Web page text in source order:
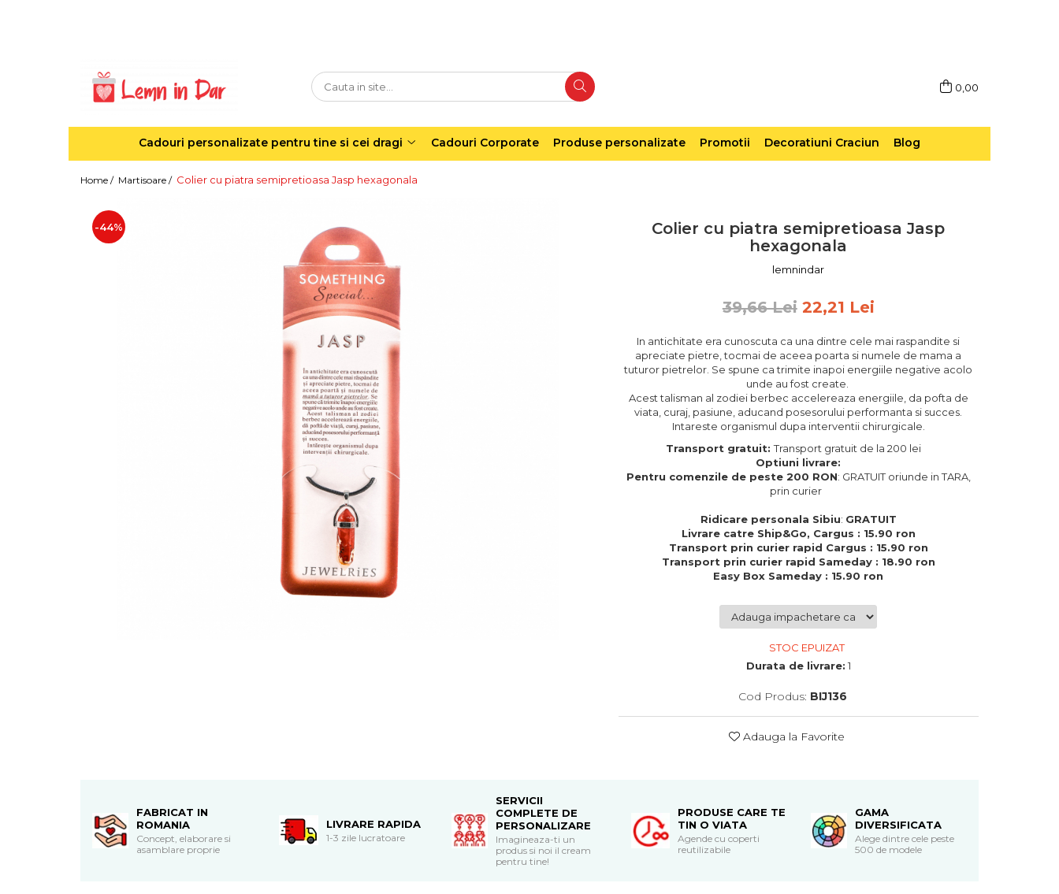
Agende din lemn
Decoratiuni cu lumina
Decoratiuni pentru cei dragi
Cadouri pentru profesori
0,00
Cadouri personalizate pentru tine si cei dragi Cadouri Corporate Produse personalizate Promotii Decoratiuni Craciun Blog
Home / Martisoare / Colier cu piatra semipretioasa Jasp hexagonala
Colier cu piatra semipretioasa Jasp
hexagonala
lemnindar
-44%
39,66 Lei 22,21 Lei
In antichitate era cunoscuta ca una dintre cele mai raspandite si
apreciate pietre, tocmai de aceea poarta si numele de mama a
tuturor pietrelor. Se spune ca trimite inapoi energiile negative acolo
unde au fost create.
Acest talisman al zodiei berbec accelereaza energiile, da pofta de
viata, curaj, pasiune, aducand posesorului performanta si succes.
Intareste organismul dupa interventii chirurgicale.
Transport gratuit:Transport gratuit de la 200 lei
Optiuni livrare:
Pentru comenzile de peste 200 RON: GRATUIT oriunde in TARA,
prin curier
Ridicare personala Sibiu: GRATUIT
Livrare catre Ship&Go, Cargus : 15.90 ron
Transport prin curier rapid Cargus : 15.90 ron
Transport prin curier rapid Sameday : 18.90 ron
Easy Box Sameday : 15.90 ron
STOC EPUIZAT
Durata de livrare: 1
Cod Produs: BIJ136
Adauga la Favorite
FABRICAT IN
ROMANIA
Concept, elaborare si
asamblare proprie
LIVRARE RAPIDA
1-3 zile lucratoare
SERVICII
COMPLETE DE
PERSONALIZARE
Imagineaza-ti un
produs si noi il cream
pentru tine!
PRODUSE CARE TE
TIN O VIATA
Agende cu coperti
reutilizabile
GAMA
DIVERSIFICATA
Alege dintre cele peste
500 de modele